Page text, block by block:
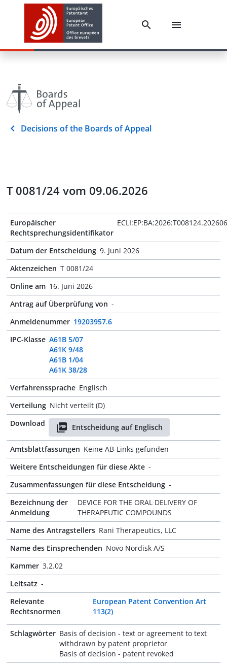
Decisions of the Boards of Appeal
T 0081/24 vom 09.06.2026
Europäischer
Rechtsprechungsidentifikator
Datum der Entscheidung 9. Juni 2026
Aktenzeichen T 0081/24
Online am 16. Juni 2026
Antrag auf Überprüfung von -
Anmeldenummer 19203957.6
IPC-Klasse A61B 5/07
A61K 9/48
A61B 1/04
A61K 38/28
Verfahrenssprache Englisch
Verteilung Nicht verteilt (D)
Download
Entscheidung auf Englisch
Amtsblattfassungen Keine AB-Links gefunden
Weitere Entscheidungen für diese Akte -
Zusammenfassungen für diese Entscheidung -
Bezeichnung der
Anmeldung
DEVICE FOR THE ORAL DELIVERY OF
THERAPEUTIC COMPOUNDS
Name des Antragstellers Rani Therapeutics, LLC
Name des Einsprechenden Novo Nordisk A/S
Kammer 3.2.02
Leitsatz -
Relevante
Rechtsnormen
European Patent Convention Art
113(2)
Schlagwörter Basis of decision - text or agreement to text
withdrawn by patent proprietor
Basis of decision - patent revoked